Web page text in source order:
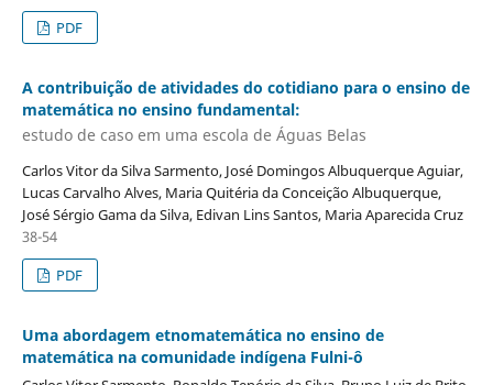
PDF
A contribuição de atividades do cotidiano para o ensino de
matemática no ensino fundamental:
estudo de caso em uma escola de Águas Belas
Carlos Vitor da Silva Sarmento, José Domingos Albuquerque Aguiar,
Lucas Carvalho Alves, Maria Quitéria da Conceição Albuquerque,
José Sérgio Gama da Silva, Edivan Lins Santos, Maria Aparecida Cruz
38-54
PDF
Uma abordagem etnomatemática no ensino de
matemática na comunidade indígena Fulni-ô